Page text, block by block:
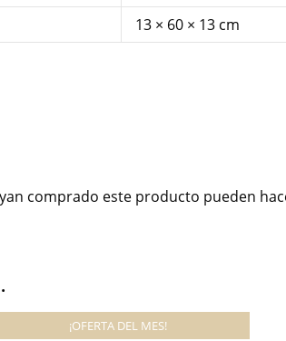
13 × 60 × 13 cm
comprado este producto pueden
¡OFERTA DEL MES!